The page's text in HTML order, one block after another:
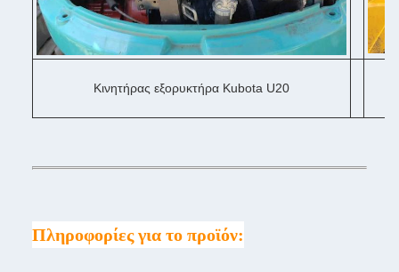
Κινητήρας εξορυκτήρα Kubota U20
Πληροφορίες για το προϊόν: